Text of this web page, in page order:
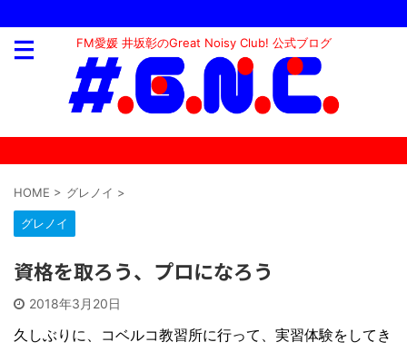
FM愛媛 井坂彰のGreat Noisy Club! 公式ブログ
HOME > グレノイ >
グレノイ
資格を取ろう、プロになろう
2018年3月20日
久しぶりに、コベルコ教習所に行って、実習体験をしてき